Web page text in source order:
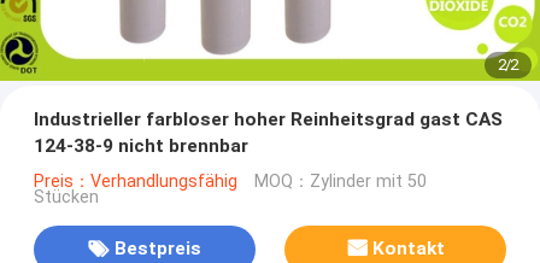
2/2
Industrieller farbloser hoher Reinheitsgrad gast CAS
124-38-9 nicht brennbar
Preis：Verhandlungsfähig MOQ：Zylinder mit 50
Stücken
Bestpreis Kontakt